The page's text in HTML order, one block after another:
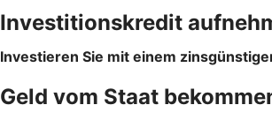
Investitionskredit
Investieren Sie mit einem
Geld vom Staat